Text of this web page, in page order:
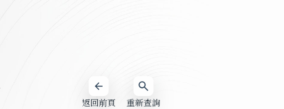
重新查詢
返回前頁